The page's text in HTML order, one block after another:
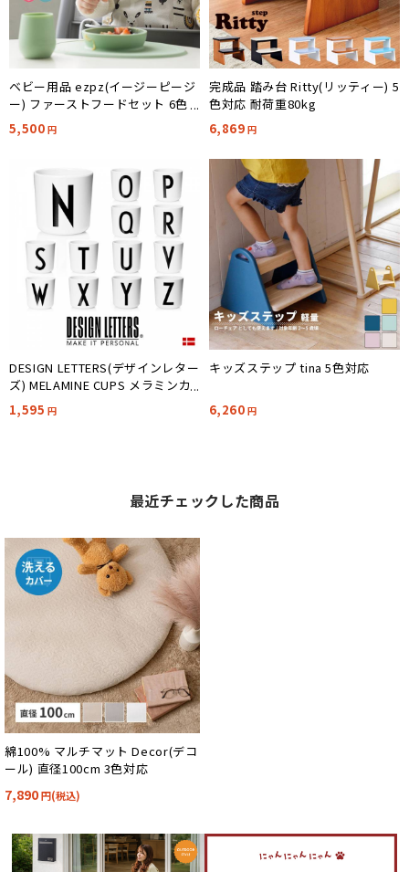
ベビー用品 ezpz(イージーピージ
ー) ファーストフードセット 6色
対応
5,500円
完成品 踏み台 Ritty(リッティー) 5
色対応 耐荷重80kg
6,869円
DESIGN LETTERS(デザインレター
ズ) MELAMINE CUPS メラミンカ
ップ [N-Z]
1,595円
キッズステップ tina 5色対応
6,260円
最近チェックした商品
綿100% マルチマット Decor(デコ
ール) 直径100cm 3色対応
7,890円(税込)